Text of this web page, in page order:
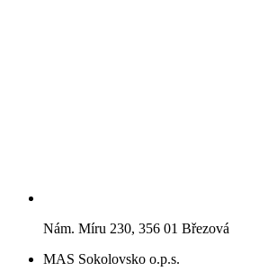
Nám. Míru 230, 356 01 Březová
MAS Sokolovsko o.p.s.